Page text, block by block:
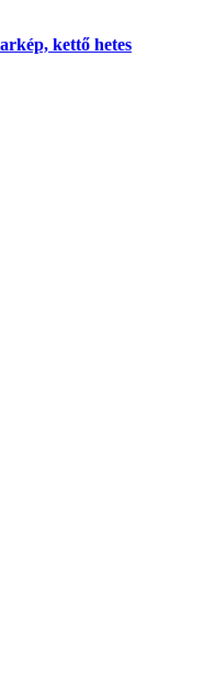
kettő hetes